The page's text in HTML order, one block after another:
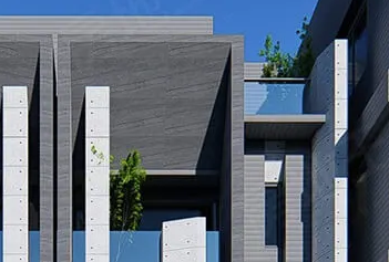
適，從容享受豪奢生活。